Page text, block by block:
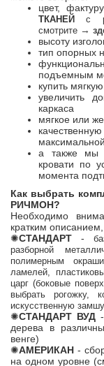
цвет,
ТКАНЕЙ
с
смотрите →
высоту
тип опорных
подъемным
купить
увеличить
каркаса
мягкое или
а также мы
кровати по
момента
Как выбрать
РИЧМОН?
Необходимо
кратким
✺СТАНДАРТ -
разборной
полимерным
ламелей,
царг (боковые
выбрать рогожку,
искусственную
✺СТАНДАРТ ВУД
дерева в
венге)
✺АМЕРИКАН-
на одном уровне